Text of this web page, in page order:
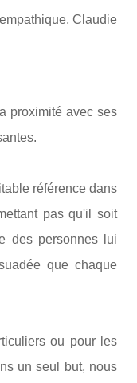
Claudie
proximité avec ses
référence dans
pas qu'il soit
des personnes lui
que chaque
ou pour les
un seul but, nous